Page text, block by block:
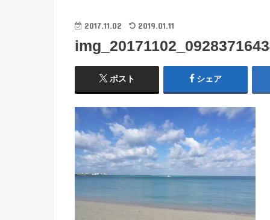
2017.11.02 2019.01.11
ポスト シェア